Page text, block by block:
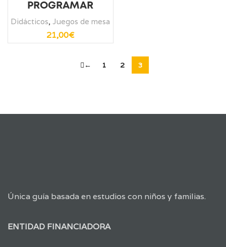
PROGRAMAR
Didácticos,Juegos de mesa
21,00€
← 1 2 3
Única guía basada en estudios con niños y familias.
ENTIDAD FINANCIADORA